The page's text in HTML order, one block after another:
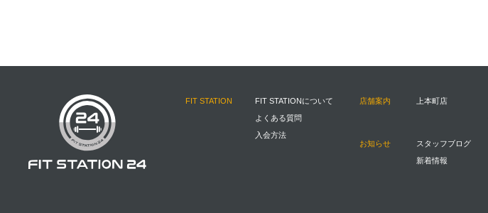
FIT STATION
FIT STATIONについて
よくある質問
入会方法
店舗案内 上本町店
お知らせ
スタッフブログ
新着情報